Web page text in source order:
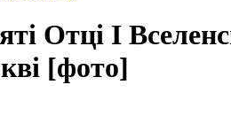
Отці І
[фото]